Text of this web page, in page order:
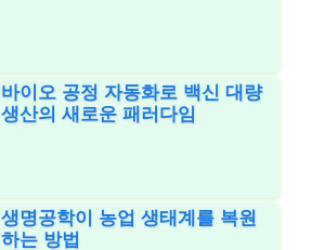
바이오 공정 자동화로 백신 대량
생산의 새로운 패러다임
생명공학이 농업 생태계를 복원
하는 방법